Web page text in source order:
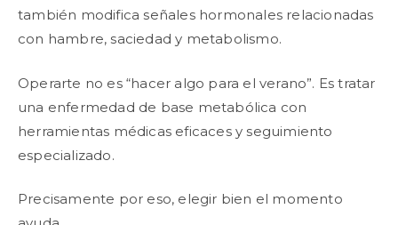
también modifica señales hormonales relacionadas
con hambre, saciedad y metabolismo.
Operarte no es “hacer algo para el verano”. Es tratar
una enfermedad de base metabólica con
herramientas médicas eficaces y seguimiento
especializado.
Precisamente por eso, elegir bien el momento